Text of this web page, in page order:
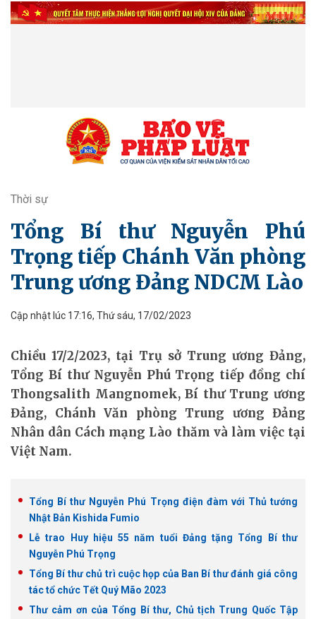
Thời sự
Tổng Bí thư Nguyễn Phú
Trọng tiếp Chánh Văn phòng
Trung ương Đảng NDCM Lào
Cập nhật lúc 17:16, Thứ sáu, 17/02/2023
Chiều 17/2/2023, tại Trụ sở Trung ương Đảng,
Tổng Bí thư Nguyễn Phú Trọng tiếp đồng chí
Thongsalith Mangnomek, Bí thư Trung ương
Đảng, Chánh Văn phòng Trung ương Đảng
Nhân dân Cách mạng Lào thăm và làm việc tại
Việt Nam.
Tổng Bí thư Nguyễn Phú Trọng điện đàm với Thủ tướng
Nhật Bản Kishida Fumio
Lễ trao Huy hiệu 55 năm tuổi Đảng tặng Tổng Bí thư
Nguyễn Phú Trọng
Tổng Bí thư chủ trì cuộc họp của Ban Bí thư đánh giá công
tác tổ chức Tết Quý Mão 2023
Thư cảm ơn của Tổng Bí thư, Chủ tịch Trung Quốc Tập